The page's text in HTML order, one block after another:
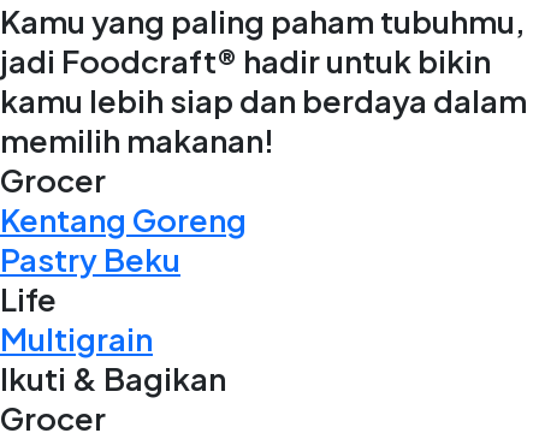
Kamu yang paling paham tubuhmu,
jadi Foodcraft® hadir untuk bikin
kamu lebih siap dan berdaya dalam
memilih makanan!
Grocer
Kentang Goreng
Pastry Beku
Life
Multigrain
Ikuti & Bagikan
Grocer